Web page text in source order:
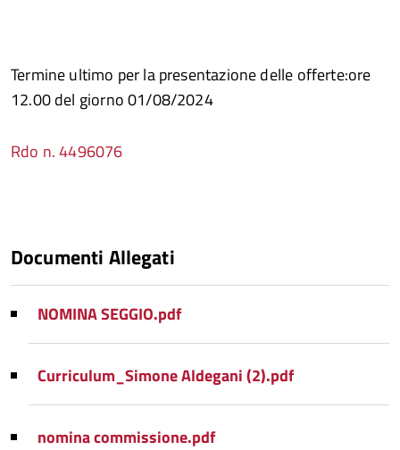
Termine ultimo per la presentazione delle offerte:ore
12.00 del giorno 01/08/2024
Rdo n. 4496076
Documenti Allegati
NOMINA SEGGIO.pdf
Curriculum_Simone Aldegani (2).pdf
nomina commissione.pdf